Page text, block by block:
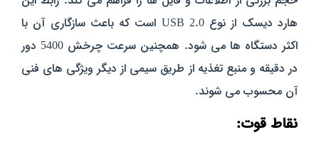
هارد دیسک از نوع USB 2.0 است که باعث سازگاری آن با
اکثر دستگاه‌ ها می‌ شود. همچنین سرعت چرخش 5400 دور
در دقیقه و منبع تغذیه از طریق سیمی از دیگر ویژگی‌ های فنی
آن محسوب می‌ شوند.
نقاط قوت: